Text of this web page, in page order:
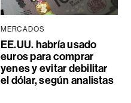
MERCADOS
EE.UU. habría usado
euros para comprar
yenes y evitar debilitar
el dólar, según analistas